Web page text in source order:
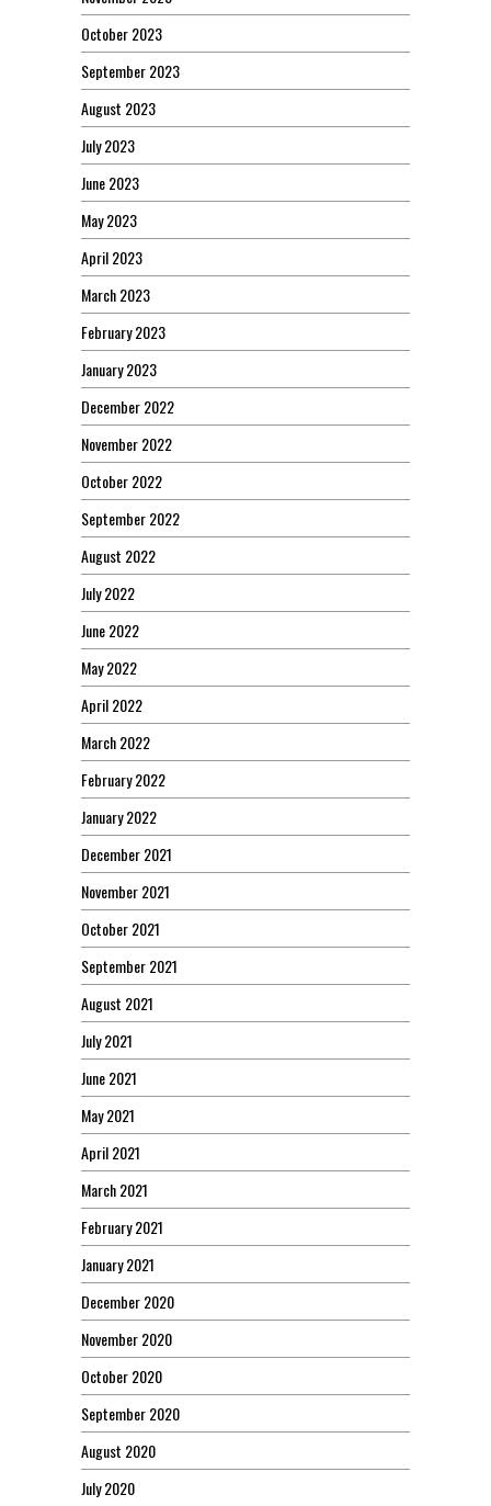
October 2023
September 2023
August 2023
July 2023
June 2023
May 2023
April 2023
March 2023
February 2023
January 2023
December 2022
November 2022
October 2022
September 2022
August 2022
July 2022
June 2022
May 2022
April 2022
March 2022
February 2022
January 2022
December 2021
November 2021
October 2021
September 2021
August 2021
July 2021
June 2021
May 2021
April 2021
March 2021
February 2021
January 2021
December 2020
November 2020
October 2020
September 2020
August 2020
July 2020